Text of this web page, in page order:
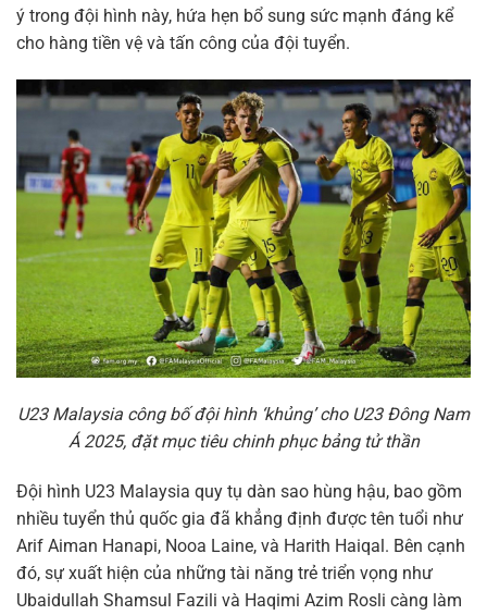
ý trong đội hình này, hứa hẹn bổ sung sức mạnh đáng kể
cho hàng tiền vệ và tấn công của đội tuyển.
U23 Malaysia công bố đội hình ‘khủng’ cho U23 Đông Nam
Á 2025, đặt mục tiêu chinh phục bảng tử thần
Đội hình U23 Malaysia quy tụ dàn sao hùng hậu, bao gồm
nhiều tuyển thủ quốc gia đã khẳng định được tên tuổi như
Arif Aiman Hanapi, Nooa Laine, và Harith Haiqal. Bên cạnh
đó, sự xuất hiện của những tài năng trẻ triển vọng như
Ubaidullah Shamsul Fazili và Haqimi Azim Rosli càng làm